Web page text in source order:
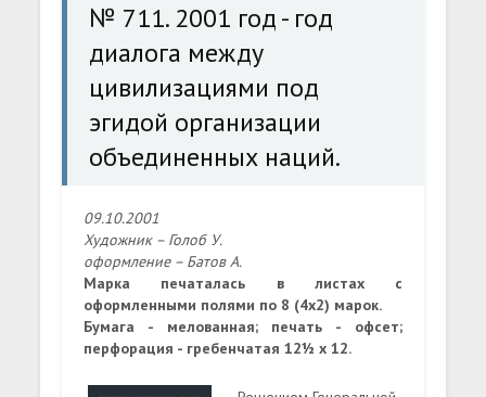
№ 711. 2001 год - год
диалога между
цивилизациями под
эгидой организации
объединенных наций.
09.10.2001
Художник – Голоб У.
оформление – Батов А.
Марка печаталась в листах с
оформленными полями по 8 (4х2) марок.
Бумага - мелованная; печать - офсет;
перфорация - гребенчатая 12½ x 12.